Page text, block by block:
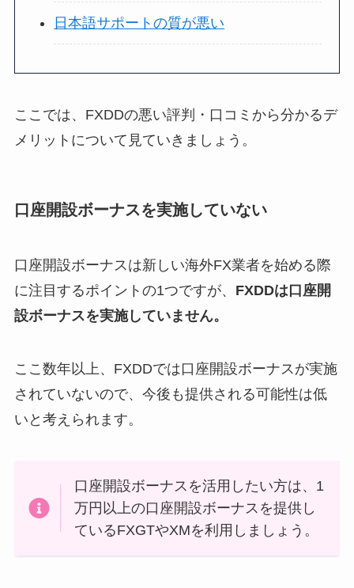
日本語サポートの質が悪い
ここでは、FXDDの悪い評判・口コミから分かるデ
メリットについて見ていきましょう。
口座開設ボーナスを実施していない
口座開設ボーナスは新しい海外FX業者を始める際
に注目するポイントの1つですが、 FXDDは口座開
設ボーナスを実施していません。
ここ数年以上、FXDDでは口座開設ボーナスが実施
されていないので、今後も提供される可能性は低
いと考えられます。
口座開設ボーナスを活用したい方は、1
万円以上の口座開設ボーナスを提供し
ているFXGTやXMを利用しましょう。